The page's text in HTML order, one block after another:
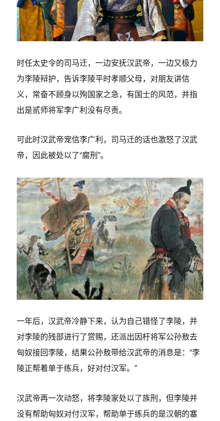
时任太史令的司马迁，一边安抚汉武帝，一边又极力
为李陵辩护，告诉李陵平时孝顺父母，对朋友讲信
义，常奋不顾身以殉国家之急，有国士的风范，并指
出是贰师将军李广利没有尽责。
可此时汉武帝宠信李广利，司马迁的话也激怒了汉武
帝，因此被处以了“腐刑”。
一年后，汉武帝冷静下来，认为自己错怪了李陵，并
对李陵的残部进行了赏赐，还派出因杅将军公孙敖去
匈奴接回李陵，结果公孙敖带给汉武帝的消息是：“李
陵正帮着单于练兵，好对付汉军。”
汉武帝再一次动怒，将李陵家处以了族刑，但李陵并
没有帮助匈奴对付汉军，帮助单于练兵的是汉朝的塞